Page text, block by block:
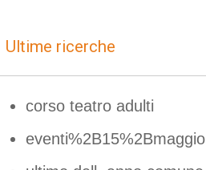
Ultime ricerche
corso teatro adulti
eventi%2B15%2Bmaggio